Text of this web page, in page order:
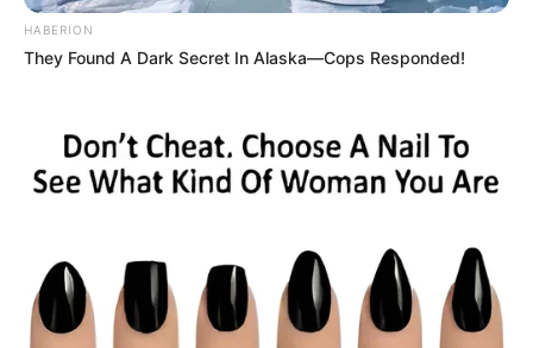
2. Masih belia, gayanya sudah keren
HABERION
They Found A Dark Secret In Alaska—Cops Responded!